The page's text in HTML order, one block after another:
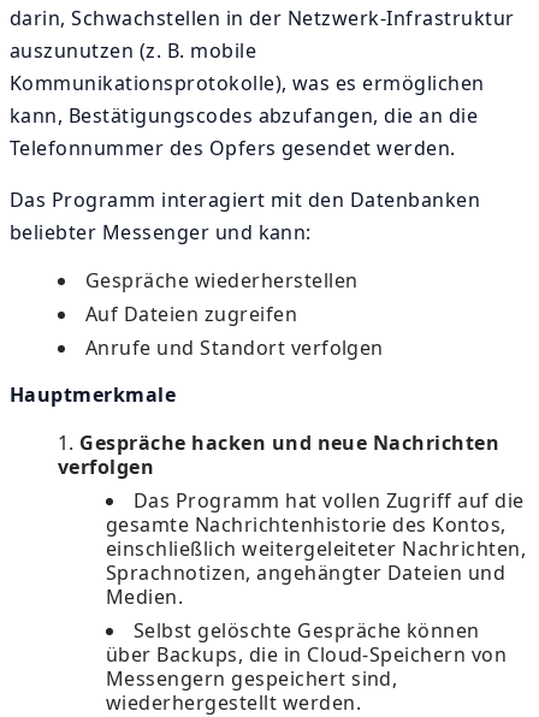
darin, Schwachstellen in der Netzwerk-Infrastruktur
auszunutzen (z. B. mobile
Kommunikationsprotokolle), was es ermöglichen
kann, Bestätigungscodes abzufangen, die an die
Telefonnummer des Opfers gesendet werden.
Das Programm interagiert mit den Datenbanken
beliebter Messenger und kann:
Gespräche wiederherstellen
Auf Dateien zugreifen
Anrufe und Standort verfolgen
Hauptmerkmale
Gespräche hacken und neue Nachrichten
verfolgen
Das Programm hat vollen Zugriff auf die
gesamte Nachrichtenhistorie des Kontos,
einschließlich weitergeleiteter Nachrichten,
Sprachnotizen, angehängter Dateien und
Medien.
Selbst gelöschte Gespräche können
über Backups, die in Cloud-Speichern von
Messengern gespeichert sind,
wiederhergestellt werden.